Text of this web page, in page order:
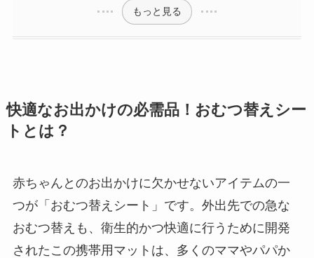
もっと見る
快適なお出かけの必需品！おむつ替えシー
トとは？
赤ちゃんとのお出かけに欠かせないアイテムの一
つが「おむつ替えシート」です。外出先での急な
おむつ替えも、衛生的かつ快適に行うために開発
されたこの携帯用マットは、多くのママやパパか